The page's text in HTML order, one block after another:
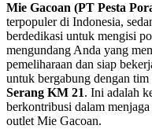
Mie Gacoan (PT Pesta
terpopuler di Indonesia,
berdedikasi untuk mengisi
mengundang Anda yang
pemeliharaan dan siap
untuk bergabung dengan
Serang KM 21. Ini adalah
berkontribusi dalam
outlet Mie Gacoan.